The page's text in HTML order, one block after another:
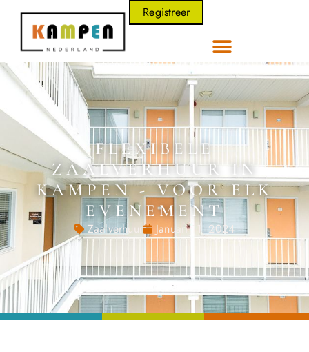
Registreer
FLEXIBELE
ZAALVERHUUR IN
KAMPEN - VOOR ELK
EVENEMENT
Zaalverhuur Januari 11, 2024